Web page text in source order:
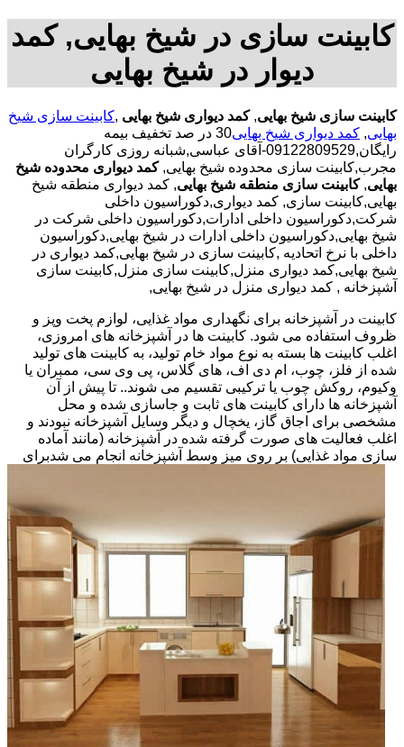
کابینت سازی در شیخ بهایی, کمد
دیوار در شیخ بهایی
کابینت سازی شیخ بهایی,کمد دیواری شیخ بهایی ,کابینت سازی شیخ
بهایی, کمد دیواری شیخ بهایی
30 در صد تخفیف بیمه
رایگان,09122809529-آقای عباسی,شبانه روزی کارگران
مجرب,کابینت سازی محدوده شیخ بهایی,کمد دیواری محدوده شیخ
بهایی, کابینت سازی منطقه شیخ بهایی, کمد دیواری منطقه شیخ
بهایی,کابینت سازی, کمد دیواری,دکوراسیون داخلی
شرکت,دکوراسیون داخلی ادارات,دکوراسیون داخلی شرکت در
شیخ بهایی,دکوراسیون داخلی ادارات در شیخ بهایی,دکوراسیون
داخلی با نرخ اتحادیه ,کابینت سازی در شیخ بهایی,کمد دیواری در
شیخ بهایی,کمد دیواری منزل,کابینت سازی منزل,کابینت سازی
آشپزخانه , کمد دیواری منزل در شیخ بهایی,
کابینت در آشپزخانه برای نگهداری مواد غذایی، لوازم پخت وپز و
ظروف استفاده می شود. کابینت ها در آشپزخانه های امروزی،
اغلب کابینت ها بسته به نوع مواد خام تولید، به کابینت های تولید
شده از فلز، چوب، ام دی اف، های گلاس، پی وی سی، ممبران یا
وکیوم، روکش چوب یا ترکیبی تقسیم می شوند.. تا پیش از آن
آشپزخانه ها دارای کابینت های ثابت و جاسازی شده و محل
مشخصی برای اجاق گاز، یخچال و دیگر وسایل آشپزخانه نبودند و
اغلب فعالیت های صورت گرفته شده در آشپزخانه (مانند آماده
سازی مواد غذایی) بر روی میز وسط آشپزخانه انجام می شدبرای